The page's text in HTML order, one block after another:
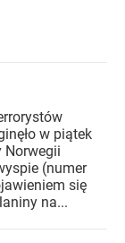
w piątek
(numer
się
na...